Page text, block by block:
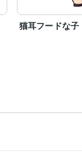
猫耳フードな子